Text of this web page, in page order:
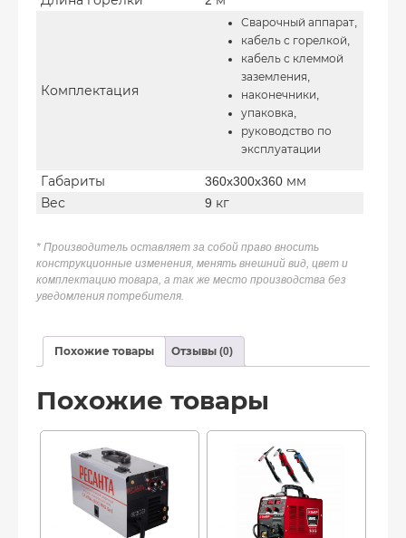
Комплектация
Сварочный аппарат,
кабель с горелкой,
кабель с клеммой
заземления,
наконечники,
упаковка,
руководство по
эксплуатации
Габариты
360x300x360 мм
Вес
9 кг
* Производитель оставляет за собой право вносить
конструкционные изменения, менять внешний вид, цвет и
комплектацию товара, а так же место производства без
уведомления потребителя.
Похожие товары Отзывы (0)
Похожие товары